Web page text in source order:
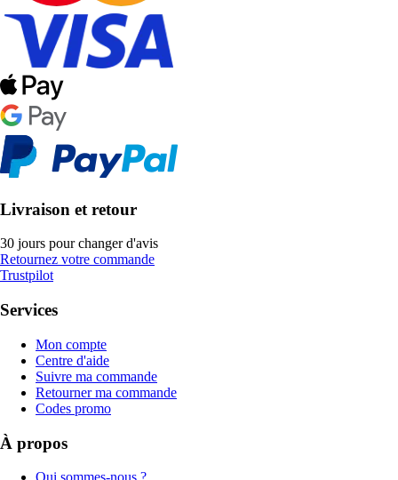
Livraison et retour
30 jours pour changer d'avis
Retournez votre commande
Trustpilot
Services
Mon compte
Centre d'aide
Suivre ma commande
Retourner ma commande
Codes promo
À propos